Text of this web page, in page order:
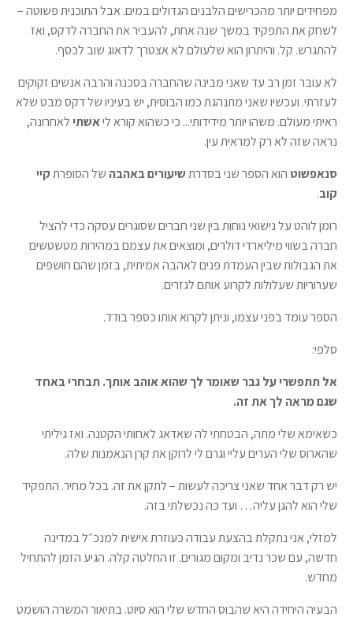
מפחידים יותר מהכרישים הלבנים הגדולים במים. אבל התוכנית פשוטה –
לשחק את התפקיד במשך שנה אחת, להעביר את החברה לדקס, ואז
להתגרש. קל. והיתרון הוא שלעולם לא אצטרך לדאוג שוב לכסף.
לא עובר זמן רב עד שאני מבינה שהחברה בסכנה והרבה אנשים זקוקים
לעזרתי. ועכשיו שאני מתנהגת כמו הבוסית, יש בעיניו של דקס מבט שלא
ראיתי מעולם. משהו יותר מידידותי... כי כשהוא קורא ליאשתי לאחרונה,
נראה שזה לא רק למראית עין.
סנאפשוט הוא הספר שני בסדרתשיעורים באהבה של הסופרתקיי
קוב.
רומן לוהט על נישואי נוחות בין שני חברים שסוגרים עסקה כדי להציל
חברה בשווי מיליארדי דולרים, ומוצאים את עצמם במהירות מטשטשים
את הגבולות שבין העמדת פנים לאהבה אמיתית, בזמן שהם חושפים
שערוריות שעלולות לקרוע אותם לגזרים.
הספר עומד בפני עצמו, וניתן לקרוא אותו כספר בודד.
סלפי:
אל תתפשרי על גבר שאומר לך שהוא אוהב אותך. תבחרי באחד
שגם מראה לך את זה.
כשאימא שלי מתה, הבטחתי לה שאדאג לאחותי הקטנה. ואז גיליתי
שהארוס שלי הערים עליי וגרם לי לרוקן את קרן הנאמנות שלה.
יש רק דבר אחד שאני צריכה לעשות – לתקן את זה. בכל מחיר. התפקיד
שלי הוא להגן עליה… ועד כה נכשלתי בזה.
למזלי, אני נתקלת בהצעת עבודה כעוזרת אישית למנכ״ל במדינה
חדשה, עם שכר נדיב ומקום מגורים. זו החלטה קלה. הגיע הזמן להתחיל
מחדש.
הבעיה היחידה היא שהבוס החדש שלי הוא סיוט. בתיאור המשרה הושמט